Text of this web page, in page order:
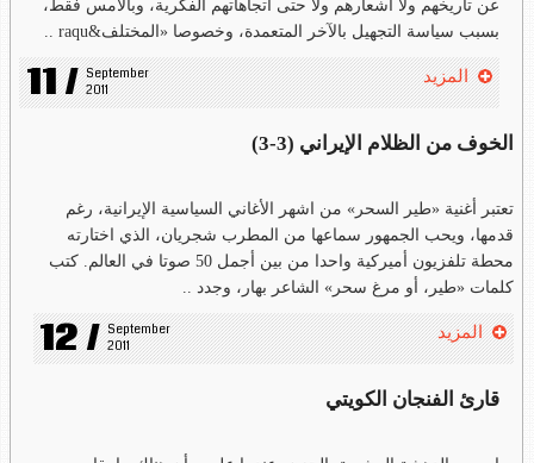
عن تاريخهم ولا اشعارهم ولا حتى اتجاهاتهم الفكرية، وبالأمس فقط،
بسبب سياسة التجهيل بالآخر المتعمدة، وخصوصا «المختلف&raqu ..
11 / September
2011
المزيد
الخوف من الظلام الإيراني (3-3)
تعتبر أغنية «طير السحر» من اشهر الأغاني السياسية الإيرانية، رغم
قدمها، ويحب الجمهور سماعها من المطرب شجريان، الذي اختارته
محطة تلفزيون أميركية واحدا من بين أجمل 50 صوتا في العالم. كتب
كلمات «طير، أو مرغ سحر» الشاعر بهار، وجدد ..
12 / September
2011
المزيد
قارئ الفنجان الكويتي